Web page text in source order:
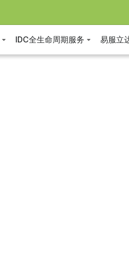
IDC全生命周期服务 易服立